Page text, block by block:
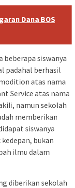
Dana BOS
beberapa siswanya
padahal berhasil
atas nama
Service atas nama
namun sekolah
memberikan
siswanya
bukan
ilmu dalam
diberikan sekolah